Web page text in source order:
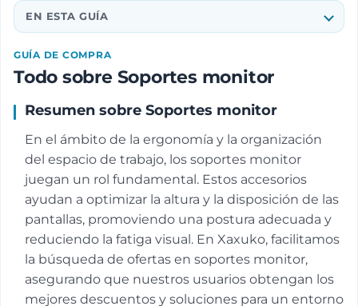
EN ESTA GUÍA
GUÍA DE COMPRA
Todo sobre Soportes monitor
Resumen sobre Soportes monitor
En el ámbito de la ergonomía y la organización
del espacio de trabajo, los soportes monitor
juegan un rol fundamental. Estos accesorios
ayudan a optimizar la altura y la disposición de las
pantallas, promoviendo una postura adecuada y
reduciendo la fatiga visual. En Xaxuko, facilitamos
la búsqueda de ofertas en soportes monitor,
asegurando que nuestros usuarios obtengan los
mejores descuentos y soluciones para un entorno